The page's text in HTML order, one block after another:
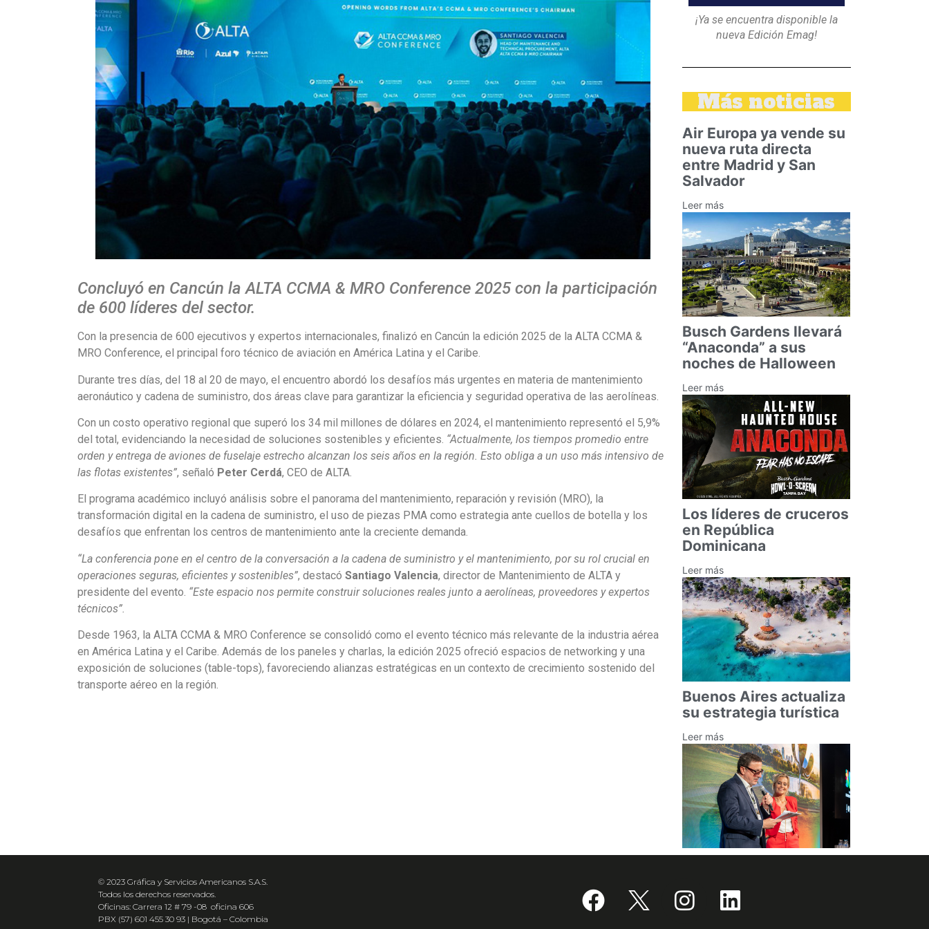
Concluyó en Cancún la ALTA CCMA & MRO Conference 2025 con la participación
de 600 líderes del sector.
Con la presencia de 600 ejecutivos y expertos internacionales, finalizó en Cancún la edición 2025 de la ALTA CCMA &
MRO Conference, el principal foro técnico de aviación en América Latina y el Caribe.
Durante tres días, del 18 al 20 de mayo, el encuentro abordó los desafíos más urgentes en materia de mantenimiento
aeronáutico y cadena de suministro, dos áreas clave para garantizar la eficiencia y seguridad operativa de las aerolíneas.
Con un costo operativo regional que superó los 34 mil millones de dólares en 2024, el mantenimiento representó el 5,9%
del total, evidenciando la necesidad de soluciones sostenibles y eficientes. “Actualmente, los tiempos promedio entre
orden y entrega de aviones de fuselaje estrecho alcanzan los seis años en la región. Esto obliga a un uso más intensivo de
las flotas existentes”, señaló Peter Cerdá, CEO de ALTA.
El programa académico incluyó análisis sobre el panorama del mantenimiento, reparación y revisión (MRO), la
transformación digital en la cadena de suministro, el uso de piezas PMA como estrategia ante cuellos de botella y los
desafíos que enfrentan los centros de mantenimiento ante la creciente demanda.
“La conferencia pone en el centro de la conversación a la cadena de suministro y el mantenimiento, por su rol crucial en
operaciones seguras, eficientes y sostenibles”, destacó Santiago Valencia, director de Mantenimiento de ALTA y
presidente del evento. “Este espacio nos permite construir soluciones reales junto a aerolíneas, proveedores y expertos
técnicos”.
Desde 1963, la ALTA CCMA & MRO Conference se consolidó como el evento técnico más relevante de la industria aérea
en América Latina y el Caribe. Además de los paneles y charlas, la edición 2025 ofreció espacios de networking y una
exposición de soluciones (table-tops), favoreciendo alianzas estratégicas en un contexto de crecimiento sostenido del
transporte aéreo en la región.
¡Ya se encuentra disponible la
nueva Edición Emag!
Más noticias
Air Europa ya vende su
nueva ruta directa
entre Madrid y San
Salvador
Leer más
Busch Gardens llevará
“Anaconda” a sus
noches de Halloween
Leer más
Los líderes de cruceros
en República
Dominicana
Leer más
Buenos Aires actualiza
su estrategia turística
Leer más
© 2023 Gráfica y Servicios Americanos S.A.S.
Todos los derechos reservados.
Oficinas: Carrera 12 # 79 -08 oficina 606
PBX (57) 601 455 30 93 | Bogotá – Colombia